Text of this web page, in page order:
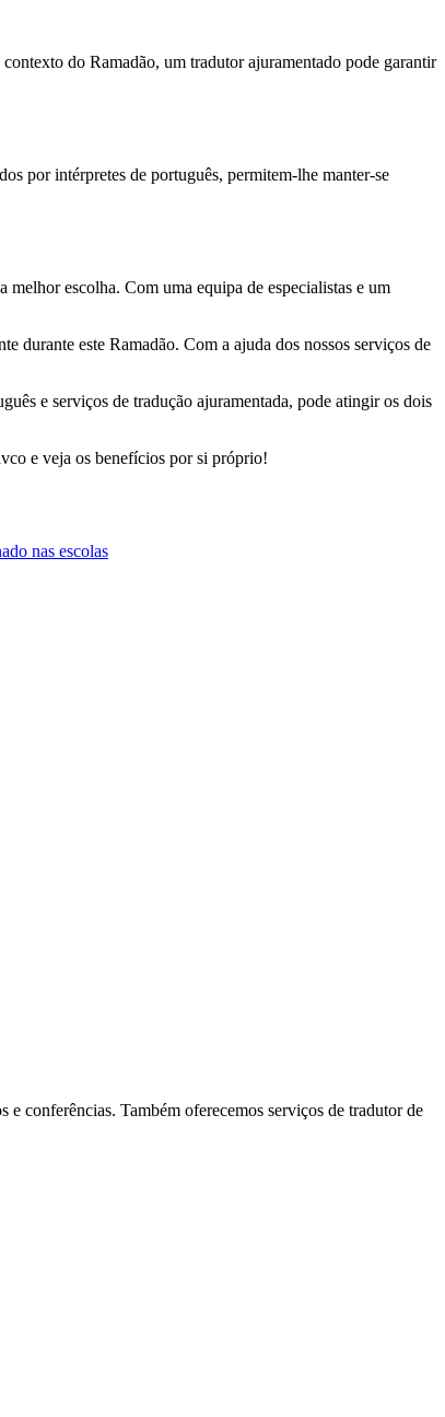
do Ramadão, um tradutor ajuramentado pode garantir
por intérpretes de português, permitem-lhe manter-se
melhor escolha. Com uma equipa de especialistas e um
durante este Ramadão. Com a ajuda dos nossos serviços de
e serviços de tradução ajuramentada, pode atingir os dois
e veja os benefícios por si próprio!
conferências. Também oferecemos serviços de tradutor de